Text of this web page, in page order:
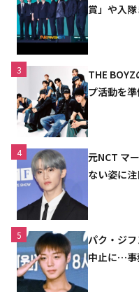
賞」や入
3
THE
プ活動を
4
元NCT マ
ない姿に
5
パク・ジ
中止に…事